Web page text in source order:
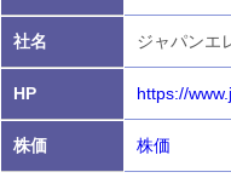
社名 ジャパンエ
HP https://
株価 株価